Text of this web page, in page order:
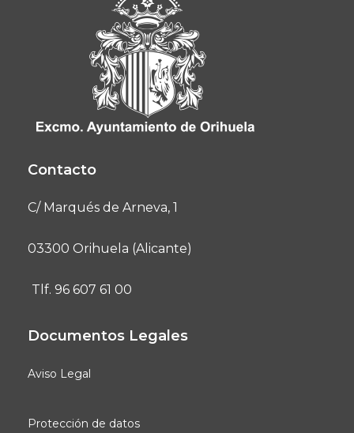
Contacto
C/ Marqués de Arneva, 1
03300 Orihuela (Alicante)
Tlf. 96 607 61 00
Documentos Legales
Aviso Legal
Protección de datos